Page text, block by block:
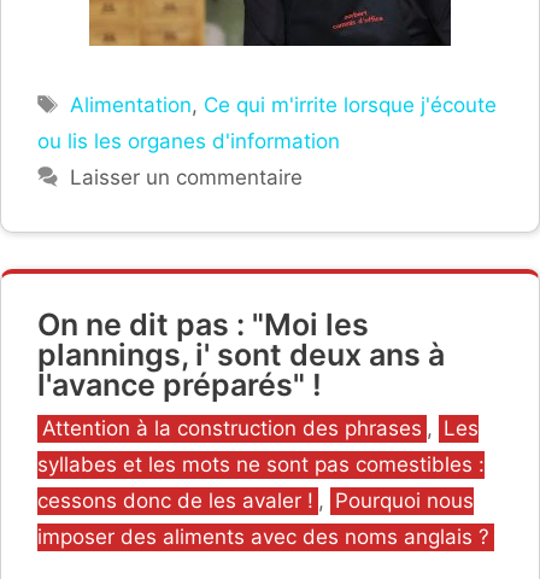
Étiquettes
Alimentation, Ce qui m'irrite lorsque j'écoute
ou lis les organes d'information
Laisser un commentaire
On ne dit pas : "Moi les
plannings, i' sont deux ans à
l'avance préparés" !
Catégories
Attention à la construction des phrases , Les
syllabes et les mots ne sont pas comestibles :
cessons donc de les avaler ! , Pourquoi nous
imposer des aliments avec des noms anglais ?